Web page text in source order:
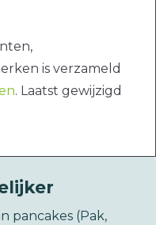
is verzameld
. Laatst gewijzigd
pancakes (Pak,